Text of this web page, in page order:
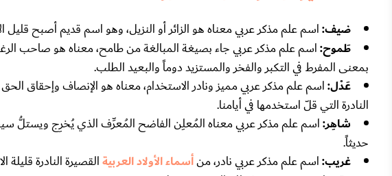
ضيف:اسم علم مذكر عربي معناه هو الزائر أو النزيل، وهو اسم قديم أصبح قليل
طَموح:اسم علم مذكر عربي جاء بصيغة المبالغة من طامح، معناه هو صاحب
بمعنى المفرط في التكبر والفخر والمستزيد دوماً والبعيد الطلب.
عَدْل:اسم علم مذكر عربي مميز ونادر الاستخدام، معناه هو الإنصاف وإحقاق
النادرة التي قلّ استخدمها في أيامنا.
شاهِر:اسم علم مذكر عربي معناه المُعلِن الفاضح المُعرِّف الذي يُخرِج ويستلُّ
حديثاً.
غريب:اسم علم مذكر عربي نادر، منأسماء الأولاد العربيةالقصيرة النادرة